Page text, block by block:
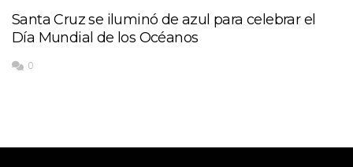
Santa Cruz se iluminó de azul para celebrar el
Día Mundial de los Océanos
0